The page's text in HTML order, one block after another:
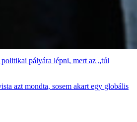
pályára lépni, mert az „túl
azt mondta, sosem akart egy globális